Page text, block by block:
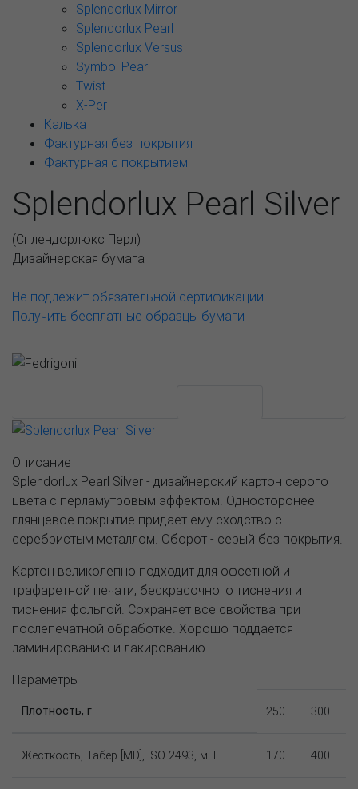
Splendorlux Mirror
Splendorlux Pearl
Splendorlux Versus
Symbol Pearl
Twist
X-Per
Калька
Фактурная без покрытия
Фактурная с покрытием
Splendorlux Pearl Silver
(Сплендорлюкс Перл)
Дизайнерская бумага
Не подлежит обязательной сертификации
Получить бесплатные образцы бумаги
Описание
Splendorlux Pearl Silver - дизайнерский картон серого
цвета с перламутровым эффектом. Односторонее
глянцевое покрытие придает ему сходство с
серебристым металлом. Оборот - серый без покрытия.
Картон великолепно подходит для офсетной и
трафаретной печати, бескрасочного тиснения и
тиснения фольгой. Сохраняет все свойства при
послепечатной обработке. Хорошо поддается
ламинированию и лакированию.
Параметры
Плотность, г 250 300
Жёсткость, Табер [MD], ISO 2493, мН 170 400